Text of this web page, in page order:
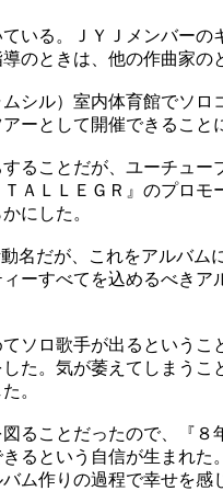
いる。ＪＹＪメンバー
のときは、他の作曲家の
シル）室内体育館でソ
ーとして開催できるこ
ることだが、ユーチュ
ＡＬＬＥＧＲ』のプロ
にした。
名だが、これをアルバ
ーすべてを込めるべき
ソロ歌手が出るという
た。気が萎えてしまう
。
ることだったので、『
るという自信が生まれ
ム作りの過程で幸せを